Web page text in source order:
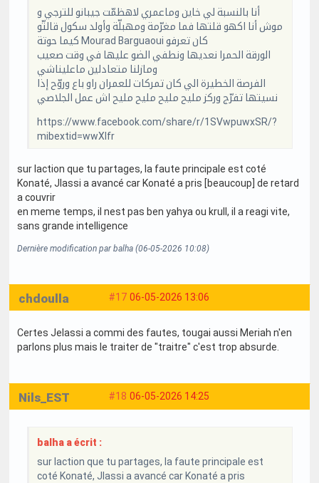
أنا بالنسبة لي خاين وماعمري لاهظمّت جيبانو للترجي و
موش أنا اكهو قلتها فما مغرّمة ومهبلّة وأولد سكول قالتّو
كيما حوتة Mourad Barguaoui كان تعرفو
الورقة الحمرا نعديها ونطفي الضو عليها في وقت صعيب
ومازلنا متعادلين ماعليناشي
الفرصة الخطيرة الي كان تمركات للعمران راو باع وروّح إذا
نسيتها تفرّج وركز مليح مليح مليح مليح اش عمل الجلاصي
https://www.facebook.com/share/r/1SVwpuwxSR/?
mibextid=wwXIfr
sur laction que tu partages, la faute principale est coté
Konaté, Jlassi a avancé car Konaté a pris [beaucoup] de retard
a couvrir
en meme temps, il nest pas ben yahya ou krull, il a reagi vite,
sans grande intelligence
Dernière modification par balha (06-05-2026 10:08)
#17 06-05-2026 13:06
chdoulla
Certes Jelassi a commi des fautes, tougai aussi Meriah n'en
parlons plus mais le traiter de "traitre" c'est trop absurde.
#18 06-05-2026 14:25
Nils_EST
balha a écrit :
sur laction que tu partages, la faute principale est
coté Konaté, Jlassi a avancé car Konaté a pris